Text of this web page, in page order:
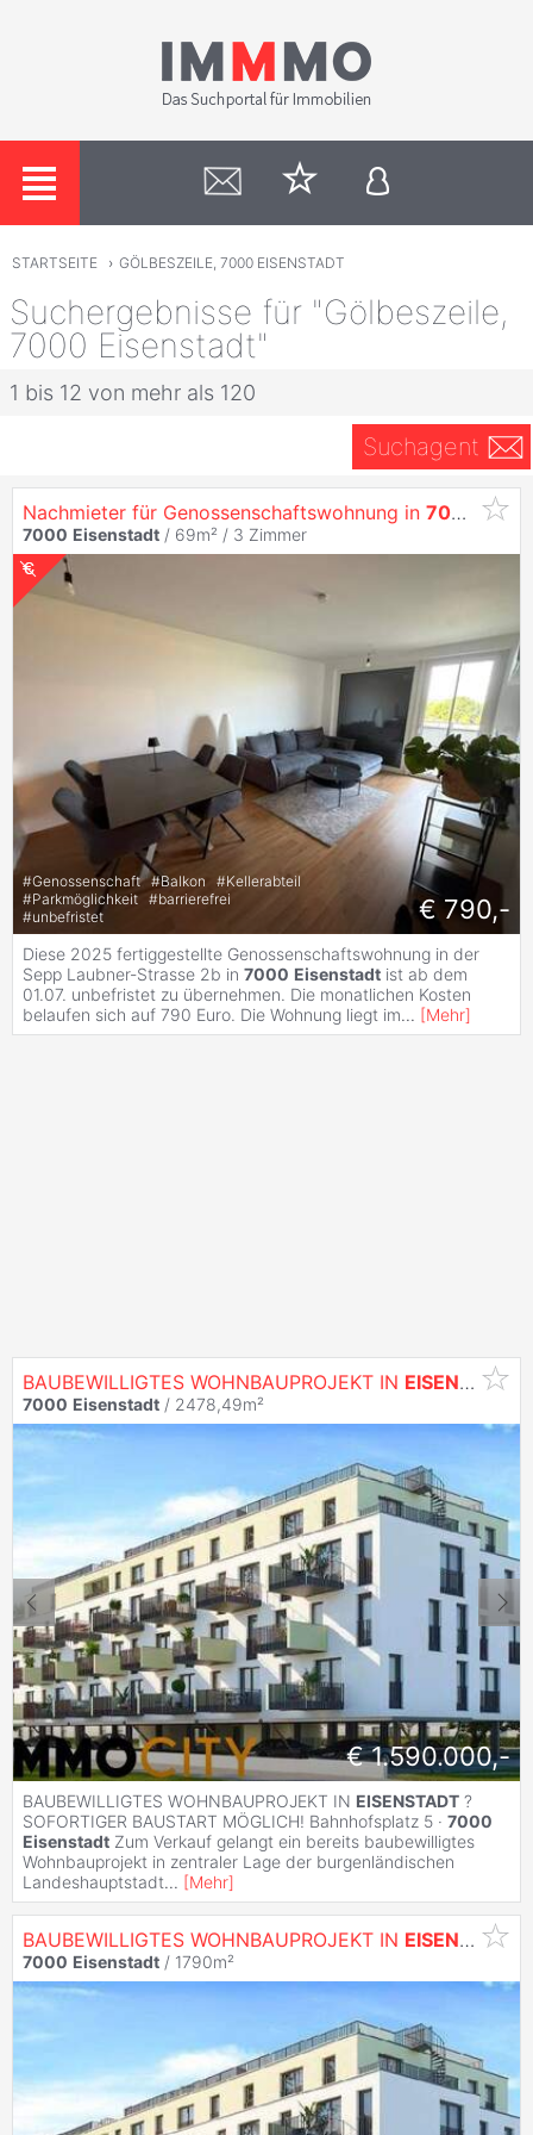
STARTSEITE › GÖLBESZEILE, 7000 EISENSTADT
Suchergebnisse für "Gölbeszeile,
7000 Eisenstadt"
1 bis 12 von mehr als 120
Suchagent
Nachmieter für Genossenschaftswohnung in 7000
7000 Eisenstadt / 69m² / 3 Zimmer
#Genossenschaft #Balkon #Kellerabteil
#Parkmöglichkeit #barrierefrei
#unbefristet € 790,-
Diese 2025 fertiggestellte Genossenschaftswohnung in der
Sepp Laubner-Strasse 2b in 7000 Eisenstadt ist ab dem
01.07. unbefristet zu übernehmen. Die monatlichen Kosten
belaufen sich auf 790 Euro. Die Wohnung liegt im... [Mehr]
BAUBEWILLIGTES WOHNBAUPROJEKT IN EISENSTADT
7000 Eisenstadt / 2478,49m²
€ 1.590.000,-
BAUBEWILLIGTES WOHNBAUPROJEKT IN EISENSTADT ?
SOFORTIGER BAUSTART MÖGLICH! Bahnhofsplatz 5 · 7000
Eisenstadt Zum Verkauf gelangt ein bereits baubewilligtes
Wohnbauprojekt in zentraler Lage der burgenländischen
Landeshauptstadt... [Mehr]
BAUBEWILLIGTES WOHNBAUPROJEKT IN EISENSTADT
7000 Eisenstadt / 1790m²